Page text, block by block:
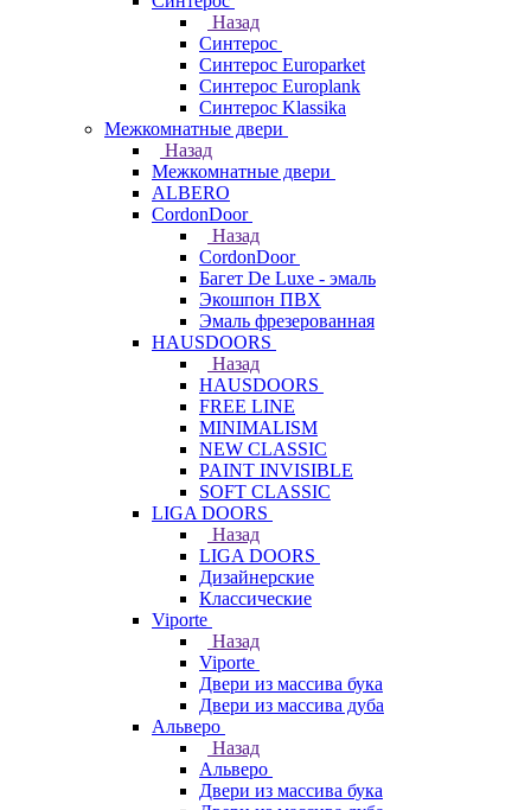
Назад
Синтерос
Синтерос Europarket
Синтерос Europlank
Синтерос Klassika
Межкомнатные двери
Назад
Межкомнатные двери
ALBERO
CordonDoor
Назад
CordonDoor
Багет De Luxe - эмаль
Экошпон ПВХ
Эмаль фрезерованная
HAUSDOORS
Назад
HAUSDOORS
FREE LINE
MINIMALISM
NEW CLASSIC
PAINT INVISIBLE
SOFT CLASSIC
LIGA DOORS
Назад
LIGA DOORS
Дизайнерские
Классические
Viporte
Назад
Viporte
Двери из массива бука
Двери из массива дуба
Альверо
Назад
Альверо
Двери из массива бука